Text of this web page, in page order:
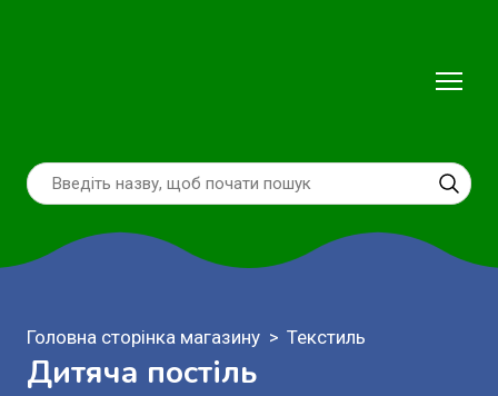
Головна сторінка магазину Текстиль
Дитяча постіль